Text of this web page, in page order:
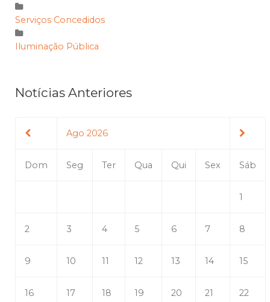
Serviços Concedidos
Iluminação Pública
Notícias Anteriores
Ago 2026
Dom Seg Ter Qua Qui Sex Sáb
1
2 3 4 5 6 7 8
9 10 11 12 13 14 15
16 17 18 19 20 21 22